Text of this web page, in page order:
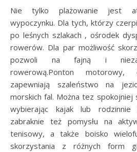
Nie tylko plażowanie jest
wypoczynku. Dla tych, którzy
po leśnych szlakach , ośrodek
rowerów. Dla par możliwość
pozwoli na fajną i
rowerową.Ponton
zapewniają szaleństwo na
morskich fal. Można tez spokojniej
wybierając kajak lub
zabraknie też pomysłu na
tenisowy, a także boisko
skorzystania z różnych form